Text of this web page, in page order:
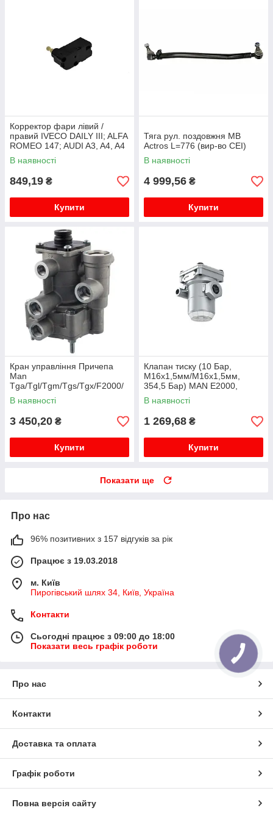
Корректор фари лівий /
правий IVECO DAILY III; ALFA
ROMEO 147; AUDI A3, A4, A4
ALLROAD, A8, TT; FIAT
STILO; FORD GALAXY; SEAT
A...
В наявності
849,19 ₴
Купити
Тяга рул. поздовжня MB
Actros L=776 (вир-во CEI)
В наявності
4 999,56 ₴
Купити
Кран управління Причепа
Man
Tga/Tgl/Tgm/Tgs/Tgx/F2000/
M2000/L2000/F90/M90/G90
В наявності
3 450,20 ₴
Купити
Клапан тиску (10 Бар,
M16x1,5мм/M16x1,5мм,
354,5 Бар) MAN E2000,
F2000, F90, L2000, M 2000 L,
M 2000 M, TGA, TGL I, TGM I,
TGS ...
В наявності
1 269,68 ₴
Купити
Показати ще
Про нас
96% позитивних з 157 відгуків за рік
Працює з 19.03.2018
м. Київ
Пирогівський шлях 34, Київ, Україна
Контакти
Сьогодні працює з 09:00 до 18:00
Показати весь графік роботи
Про нас
Контакти
Доставка та оплата
Графік роботи
Повна версія сайту